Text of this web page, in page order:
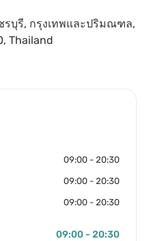
รบุรี, กรุงเทพและปริมณฑล,
Thailand
09:00 - 20:30
09:00 - 20:30
09:00 - 20:30
09:00 - 20:30